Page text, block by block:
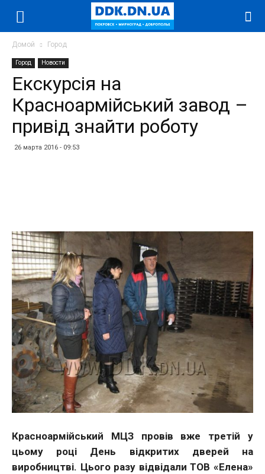
Домой Город
Город Новости
Екскурсія на
Красноармійський завод –
привід знайти роботу
26 марта 2016 - 09:53
Красноармійський МЦЗ провів вже третій у
цьому році День відкритих дверей на
виробництві. Цього разу відвідали ТОВ «Елена»